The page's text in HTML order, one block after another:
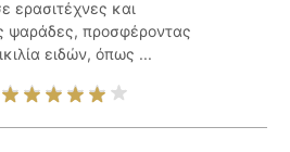
ερασιτέχνες και
ψαράδες, προσφέροντας
ειδών, όπως ...